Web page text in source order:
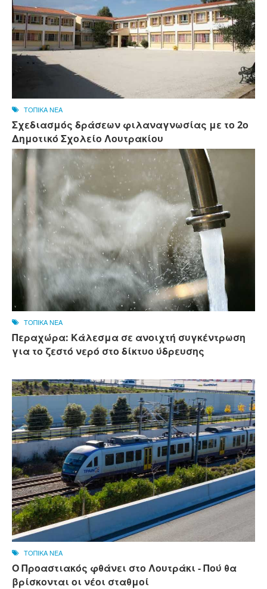
ΤΟΠΙΚΑ ΝΕΑ
Σχεδιασμός δράσεων φιλαναγνωσίας με το 2ο
Δημοτικό Σχολείο Λουτρακίου
ΤΟΠΙΚΑ ΝΕΑ
Περαχώρα: Κάλεσμα σε ανοιχτή συγκέντρωση
για το ζεστό νερό στο δίκτυο ύδρευσης
ΤΟΠΙΚΑ ΝΕΑ
Ο Προαστιακός φθάνει στο Λουτράκι - Πού θα
βρίσκονται οι νέοι σταθμοί